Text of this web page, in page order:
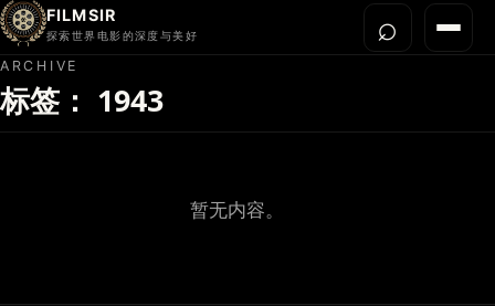
FILMSIR
探索世界电影的深度与美好 菜单
首页
今晚看什么
⌕打开
ARCHIVE
标签： 1943
暂无内容。